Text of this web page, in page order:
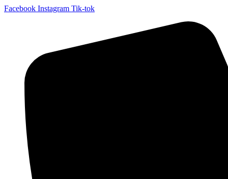
Facebook Instagram Tik-tok